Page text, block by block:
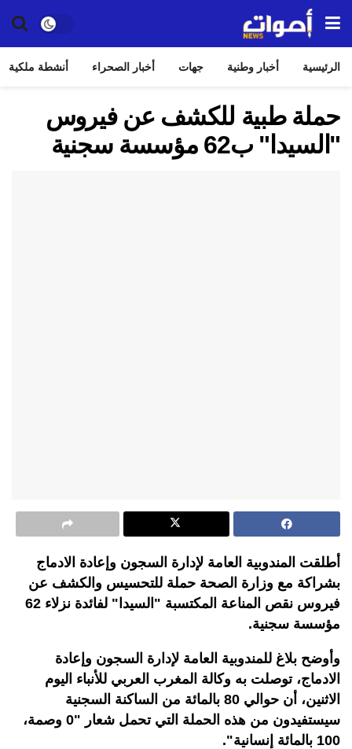
الرئيسية أخبار وطنية جهات أخبار الصحراء أنشطة ملكية
حملة طبية للكشف عن فيروس
"السيدا" ب62 مؤسسة سجنية
أطلقت المندوبية العامة لإدارة السجون وإعادة الادماج
بشراكة مع وزارة الصحة حملة للتحسيس والكشف عن
فيروس نقص المناعة المكتسبة "السيدا" لفائدة نزلاء 62
مؤسسة سجنية.
وأوضح بلاغ للمندوبية العامة لإدارة السجون وإعادة
الادماج، توصلت به وكالة المغرب العربي للأنباء اليوم
الاثنين، أن حوالي 80 بالمائة من الساكنة السجنية
سيستفيدون من هذه الحملة التي تحمل شعار "0 وصمة،
100 بالمائة إنسانية".